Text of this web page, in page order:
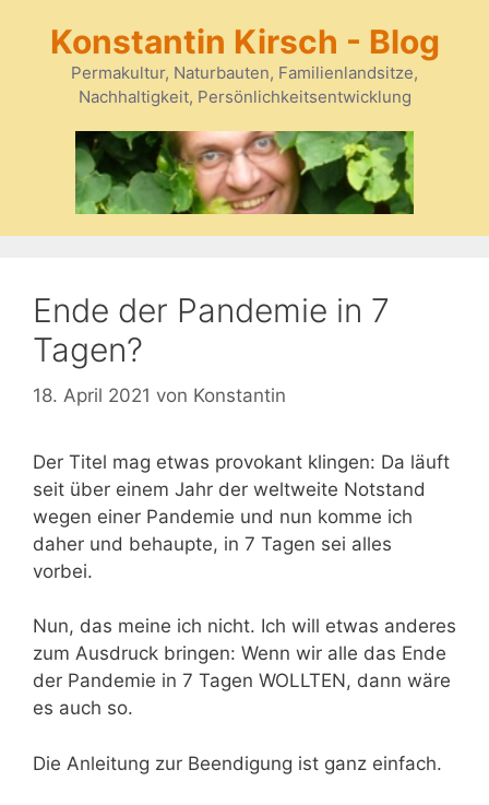
springen
Konstantin Kirsch - Blog
Permakultur, Naturbauten, Familienlandsitze,
Nachhaltigkeit, Persönlichkeitsentwicklung
Ende der Pandemie in 7
Tagen?
18. April 2021 von Konstantin
Der Titel mag etwas provokant klingen: Da läuft
seit über einem Jahr der weltweite Notstand
wegen einer Pandemie und nun komme ich
daher und behaupte, in 7 Tagen sei alles
vorbei.
Nun, das meine ich nicht. Ich will etwas anderes
zum Ausdruck bringen: Wenn wir alle das Ende
der Pandemie in 7 Tagen WOLLTEN, dann wäre
es auch so.
Die Anleitung zur Beendigung ist ganz einfach.